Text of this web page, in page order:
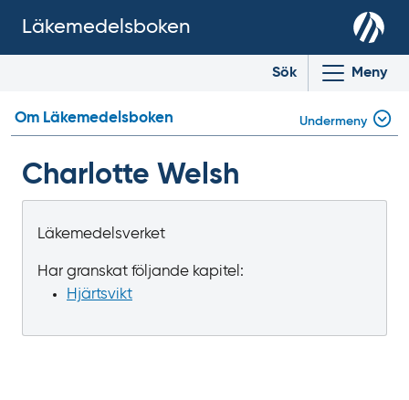
Läkemedelsboken
Sök Meny
Charlotte Welsh
Läkemedelsverket
Har granskat följande kapitel:
Hjärtsvikt
Om Läkemedelsboken Undermeny